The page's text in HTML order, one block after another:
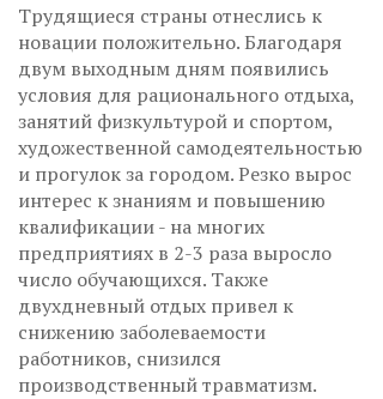
Трудящиеся страны отнеслись к
новации положительно. Благодаря
двум выходным дням появились
условия для рационального отдыха,
занятий физкультурой и спортом,
художественной самодеятельностью
и прогулок за городом. Резко вырос
интерес к знаниям и повышению
квалификации - на многих
предприятиях в 2-3 раза выросло
число обучающихся. Также
двухдневный отдых привел к
снижению заболеваемости
работников, снизился
производственный травматизм.